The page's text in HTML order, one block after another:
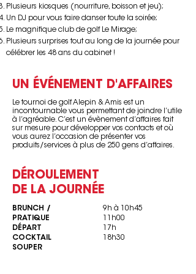
Plusieurs kiosques (nourriture, boisson et jeu);
Un DJ pour vous faire danser toute la soirée;
Le magnifique club de golf Le Mirage;
Plusieurs surprises tout au long de la journée pour
célébrer les 48 ans du cabinet !
UN ÉVÉNEMENT D'AFFAIRES
Le tournoi de golf Alepin & Amis est un
incontournable vous permettant de joindre l’utile
à l’agréable. C’est un évènement d’affaires fait
sur mesure pour développer vos contacts et où
vous aurez l’occasion de présenter vos
produits/services à plus de 250 gens d’affaires.
DÉROULEMENT
DE LA JOURNÉE
BRUNCH /
PRATIQUE
DÉPART
COCKTAIL
SOUPER
9h à 10h45
11h00
17h
18h30